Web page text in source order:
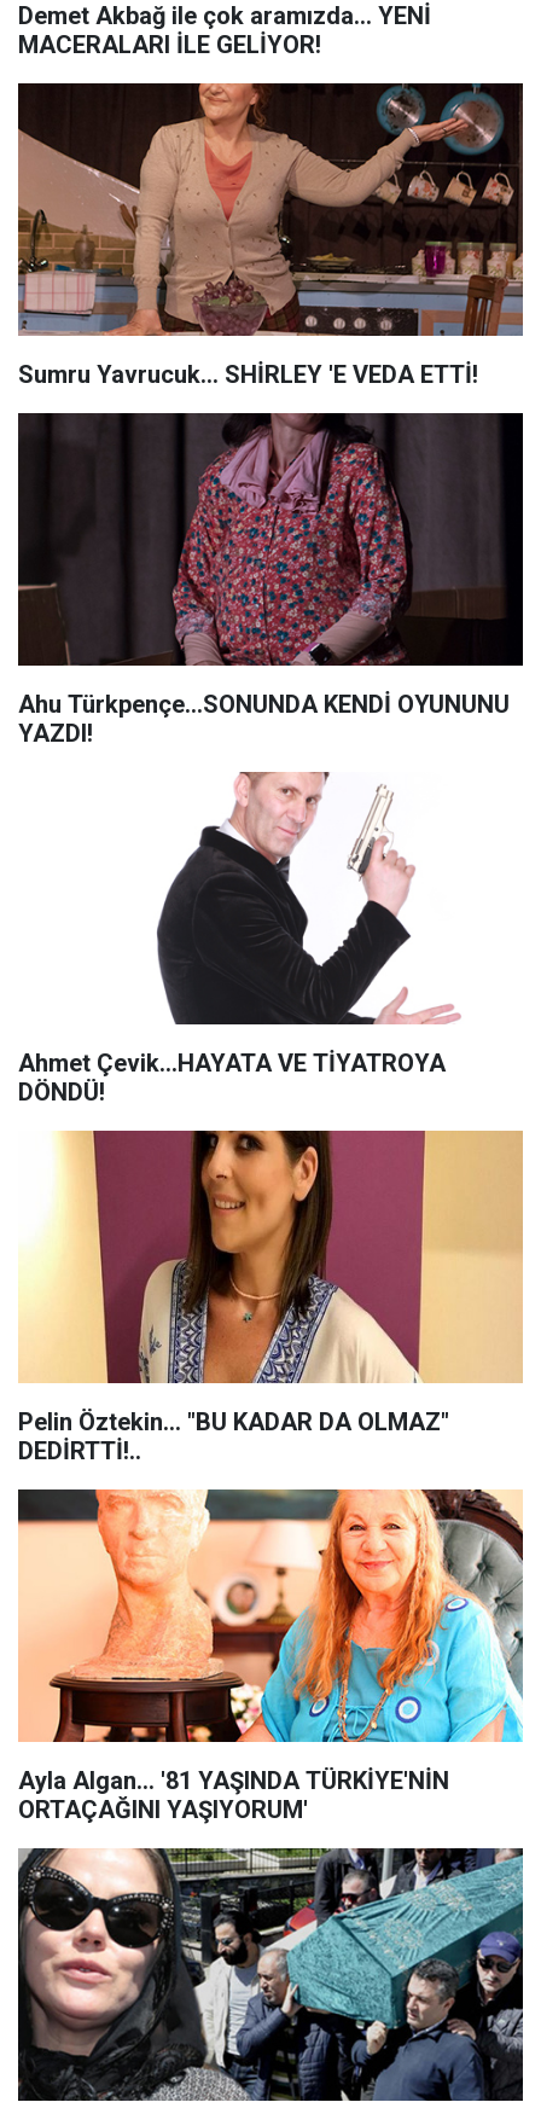
Demet Akbağ ile çok aramızda... YENİ
MACERALARI İLE GELİYOR!
Sumru Yavrucuk... SHİRLEY 'E VEDA ETTİ!
Ahu Türkpençe...SONUNDA KENDİ OYUNUNU
YAZDI!
Ahmet Çevik…HAYATA VE TİYATROYA
DÖNDÜ!
Pelin Öztekin... "BU KADAR DA OLMAZ"
DEDİRTTİ!..
Ayla Algan... '81 YAŞINDA TÜRKİYE'NİN
ORTAÇAĞINI YAŞIYORUM'